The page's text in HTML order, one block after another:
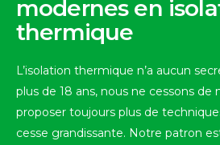
modernes en
thermique
L’isolation thermique n’a aucun
plus de 18 ans, nous ne cessons
proposer toujours plus de
cesse grandissante. Notre patron